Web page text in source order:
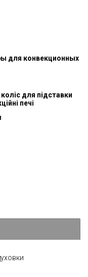
для конвекционных
для підставки
печі